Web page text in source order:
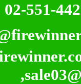
02-551-